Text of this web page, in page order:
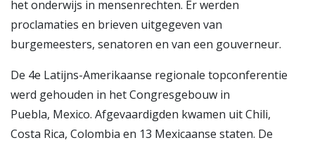
het onderwijs in mensenrechten. Er werden
proclamaties en brieven uitgegeven van
burgemeesters, senatoren en van een gouverneur.
De 4e Latijns-Amerikaanse regionale topconferentie
werd gehouden in het Congresgebouw in
Puebla, Mexico. Afgevaardigden kwamen uit Chili,
Costa Rica, Colombia en 13 Mexicaanse staten. De